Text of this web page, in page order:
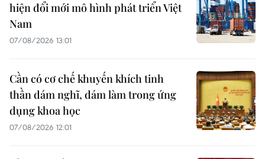
hiện đổi mới mô hình phát triển Việt
Nam
07/08/2026 13:01
Cần có cơ chế khuyến khích tinh
thần dám nghĩ, dám làm trong ứng
dụng khoa học
07/08/2026 12:01